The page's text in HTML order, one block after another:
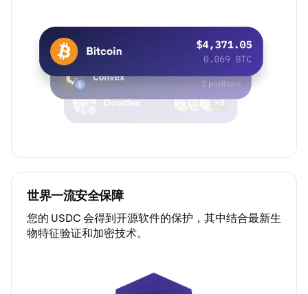
世界一流安全保障
您的 USDC 会得到开源软件的保护，其中结合最新生
物特征验证和加密技术。